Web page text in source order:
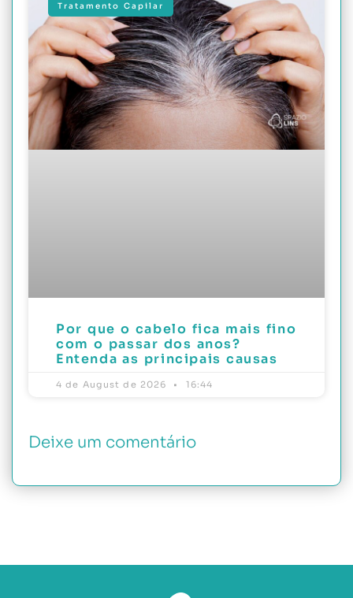
Tratamento Capilar
Por que o cabelo fica mais fino
com o passar dos anos?
Entenda as principais causas
4 de August de 2026 16:44
Deixe um comentário